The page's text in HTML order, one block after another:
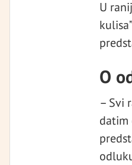
U
O
– Svi
datim